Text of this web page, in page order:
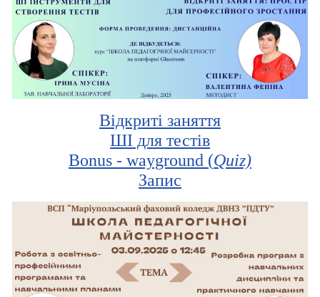
Відкриті заняття
ШІ для тестів
Bonus - wayground (Quiz)
Запис